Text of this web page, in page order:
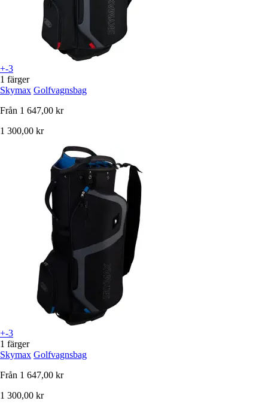
+-3
1 färger
Skymax Golfvagnsbag
Från 1 647,00 kr
1 300,00 kr
+-3
1 färger
Skymax Golfvagnsbag
Från 1 647,00 kr
1 300,00 kr